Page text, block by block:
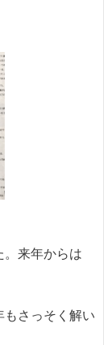
。来年からは
さっそく解い